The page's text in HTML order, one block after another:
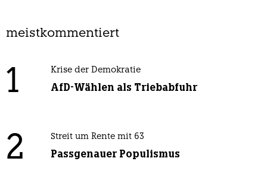
meistkommentiert
1 Krise der Demokratie
AfD-Wählen als Triebabfuhr
2 Streit um Rente mit 63
Passgenauer Populismus